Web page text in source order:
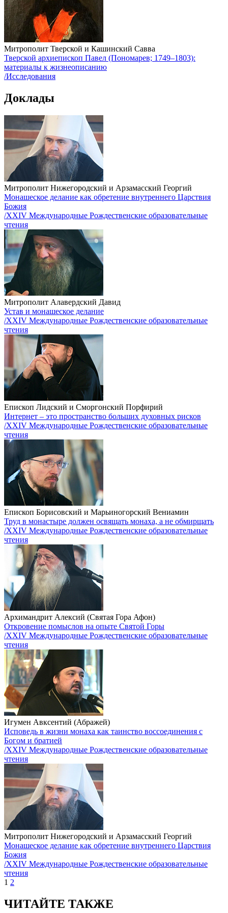
Митрополит Тверской и Кашинский Савва
Тверской архиепископ Павел (Пономарев; 1749–1803):
материалы к жизнеописанию
/Исследования
Доклады
Митрополит Нижегородский и Арзамасский Георгий
Монашеское делание как обретение внутреннего Царствия
Божия
/XXIV Международные Рождественские образовательные
чтения
Митрополит Алавердский Давид
Устав и монашеское делание
/XXIV Международные Рождественские образовательные
чтения
Епископ Лидский и Сморгонский Порфирий
Интернет – это пространство больших духовных рисков
/XXIV Международные Рождественские образовательные
чтения
Епископ Борисовский и Марьиногорский Вениамин
Труд в монастыре должен освящать монаха, а не обмирщать
/XXIV Международные Рождественские образовательные
чтения
Архимандрит Алексий (Святая Гора Афон)
Откровение помыслов на опыте Святой Горы
/XXIV Международные Рождественские образовательные
чтения
Игумен Авксентий (Абражей)
Исповедь в жизни монаха как таинство воссоединения с
Богом и братией
/XXIV Международные Рождественские образовательные
чтения
Митрополит Нижегородский и Арзамасский Георгий
Монашеское делание как обретение внутреннего Царствия
Божия
/XXIV Международные Рождественские образовательные
чтения
1 2
ЧИТАЙТЕ ТАКЖЕ